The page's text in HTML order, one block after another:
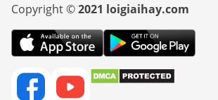
Copyright ©2021 loigiaihay.com